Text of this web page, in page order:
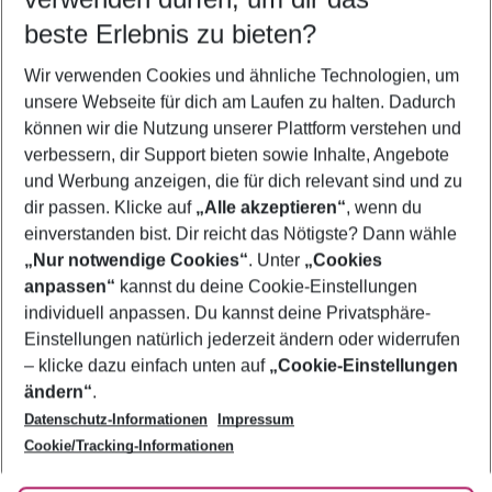
5-8 Nächte
2 Erwachsene Keine Kinder
Mehr Filter anzeigen
Footer
Footer navigation
Über uns
AGB
Bestpreisgarantie
Cookie-Einstellungen ändern
Cookie-Richtlinie
Agenturbetreuung
Barrierefreies Reisen
Folge uns
beste Erlebnis zu bieten?
Wir verwenden Cookies und ähnliche Technologien, um
unsere Webseite für dich am Laufen zu halten. Dadurch
können wir die Nutzung unserer Plattform verstehen und
verbessern, dir Support bieten sowie Inhalte, Angebote
und Werbung anzeigen, die für dich relevant sind und zu
dir passen. Klicke auf „Alle akzeptieren“, wenn du
einverstanden bist. Dir reicht das Nötigste? Dann wähle
„Nur notwendige Cookies“. Unter „Cookies
anpassen“ kannst du deine Cookie-Einstellungen
individuell anpassen. Du kannst deine Privatsphäre-
Einstellungen natürlich jederzeit ändern oder widerrufen
– klicke dazu einfach unten auf „Cookie-Einstellungen
ändern“.
Datenschutz-Informationen
Impressum
Cookie/Tracking-Informationen